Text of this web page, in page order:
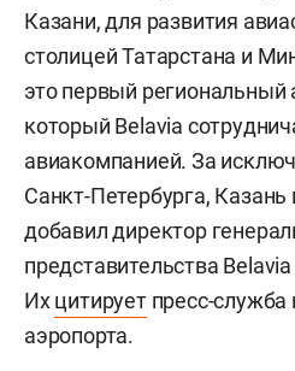
Казани, для развития
столицей Татарстана и
это первый региональный
который Belavia
авиакомпанией. За
Санкт-Петербурга, Казань
добавил директор
представительства
Ихцитируетпресс-служба
аэропорта.